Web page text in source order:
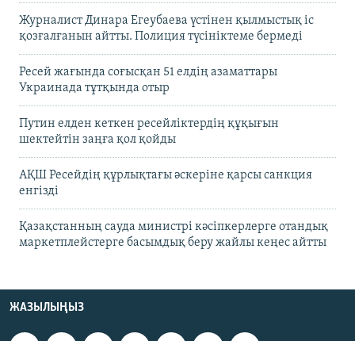
Журналист Динара Егеубаева үстінен қылмыстық іс
қозғалғанын айтты. Полиция түсініктеме бермеді
Ресей жағында соғысқан 51 елдің азаматтары
Украинада тұтқында отыр
Путин елден кеткен ресейліктердің құқығын
шектейтін заңға қол қойды
АҚШ Ресейдің құрлықтағы әскеріне қарсы санкция
енгізді
Қазақстанның сауда министрі кәсіпкерлерге отандық
маркетплейстерге басымдық беру жайлы кеңес айтты
ЖАЗЫЛЫҢЫЗ